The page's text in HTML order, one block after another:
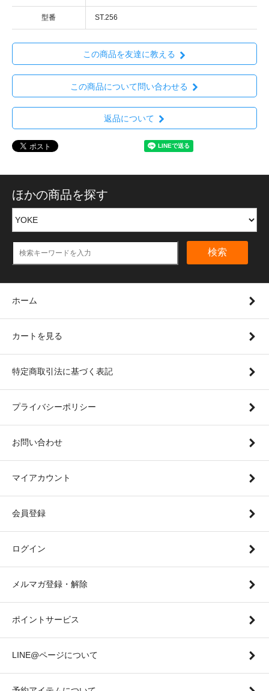
型番 ST.256
この商品を友達に教える
この商品について問い合わせる
返品について
ほかの商品を探す
検索
ホーム
カートを見る
特定商取引法に基づく表記
プライバシーポリシー
お問い合わせ
マイアカウント
会員登録
ログイン
メルマガ登録・解除
ポイントサービス
LINE@ページについて